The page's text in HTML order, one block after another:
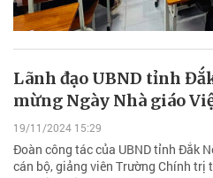
Lãnh đạo UBND tỉnh
mừng Ngày Nhà giáo
19/11/2024 15:29
Đoàn công tác của UBND tỉnh Đắk
cán bộ, giảng viên Trường Chính trị